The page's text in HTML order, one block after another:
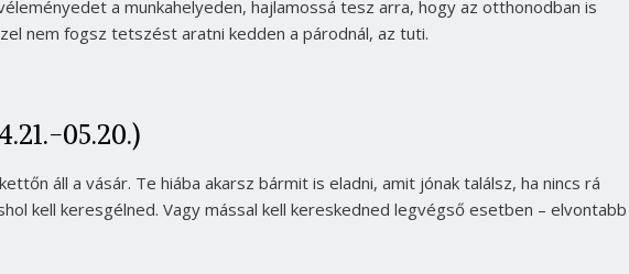
a munkahelyeden, hajlamossá tesz arra, hogy az otthonodban is
nem fogsz tetszést aratni kedden a párodnál, az tuti.
05.20.)
áll a vásár. Te hiába akarsz bármit is eladni, amit jónak találsz, ha nincs rá
kell keresgélned. Vagy mással kell kereskedned legvégső esetben – elvontabb